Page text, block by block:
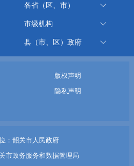
各省（区、市）
市级机构
县（市、区）政府
版权声明
隐私声明
：韶关市人民政府
市政务服务和数据管理局